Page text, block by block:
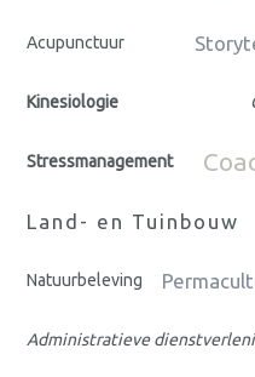
Acupunctuur
Kinesiologie
Stressmanagement
Land- en Tuinbouw
Natuurbeleving
Administratieve